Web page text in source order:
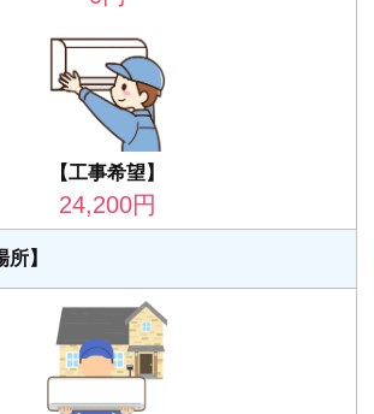
【工事希望】
24,200円
所】